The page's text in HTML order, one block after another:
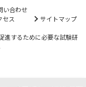
い合わせ
セス
サイトマップ
進するために必要な試験研